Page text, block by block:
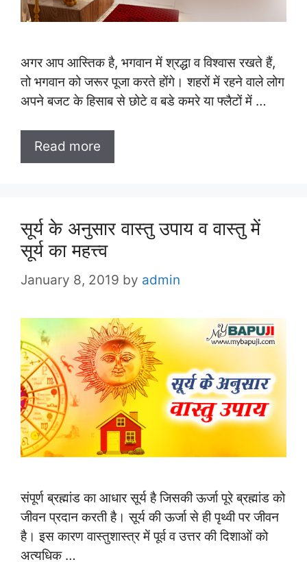
अगर आप आस्तिक है, भगवान में श्रद्धा व विश्वास रखते हैं,
तो भगवान को जरूर पूजा करते होंगे। शहरों में रहने वाले लोग
अपने बजट के हिसाब से छोटे व बडे कमरे या फ्लैटों में …
Read more
सूर्य के अनुसार वास्तु उपाय व वास्तु में
सूर्य का महत्त्व
January 8, 2019 by admin
संपूर्ण ब्रह्मांड का आधार सूर्य है जिसकी ऊर्जा पूरे ब्रह्मांड को
जीवन प्रदान करती है। सूर्य की ऊर्जा से ही पृथ्वी पर जीवन
है। इस कारण वास्तुशास्त्र में पूर्व व उत्तर की दिशाओं को
अत्यधिक …